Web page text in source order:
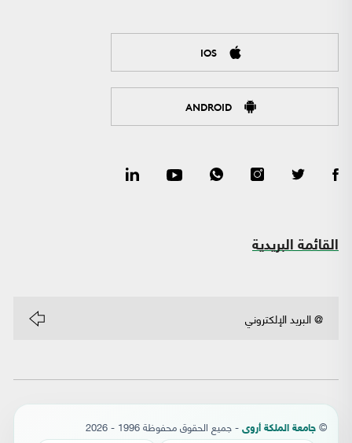
IOS
ANDROID
القائمة البريدية
© جامعة الملكة أروى - جميع الحقوق محفوظة 1996 - 2026